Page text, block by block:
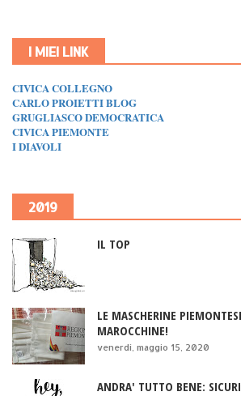
I MIEI LINK
CIVICA COLLEGNO
CARLO PROIETTI BLOG
GRUGLIASCO DEMOCRATICA
CIVICA PIEMONTE
I DIAVOLI
2019
IL TOP
LE MASCHERINE
MAROCCHINE!
venerdì, maggio 15, 2020
ANDRA' TUTTO BENE: